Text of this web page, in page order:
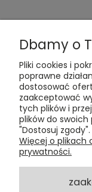
Kontakt:
t:+48 609 155 327
e:
ul. Chmielna 20,
Dbamy o
Pliki cookies i
poprawne
dostosować
zaakceptować
tych plików i
plików do
"Dostosuj zgody".
Więcej o plikach
prywatności.